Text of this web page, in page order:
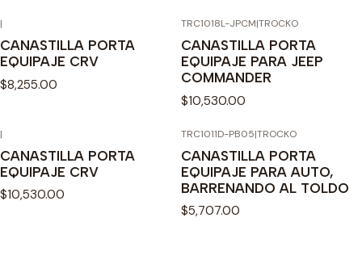
|
CANASTILLA PORTA
EQUIPAJE CRV
$8,255.00
TRC1018L-JPCM|TROCKO
CANASTILLA PORTA
EQUIPAJE PARA JEEP
COMMANDER
$10,530.00
|
CANASTILLA PORTA
EQUIPAJE CRV
$10,530.00
TRC1011D-PB05|TROCKO
CANASTILLA PORTA
EQUIPAJE PARA AUTO,
BARRENANDO AL TOLDO
$5,707.00